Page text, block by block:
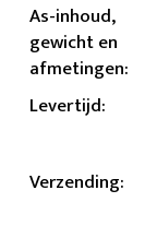
As-inhoud,
gewicht en
afmetingen:
Levertijd:
Verzending: